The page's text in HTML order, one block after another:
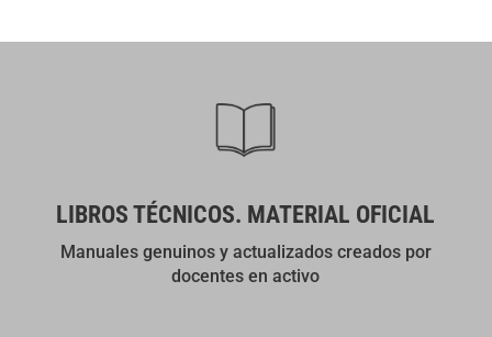
LIBROS TÉCNICOS. MATERIAL OFICIAL
Manuales genuinos y actualizados creados por
docentes en activo